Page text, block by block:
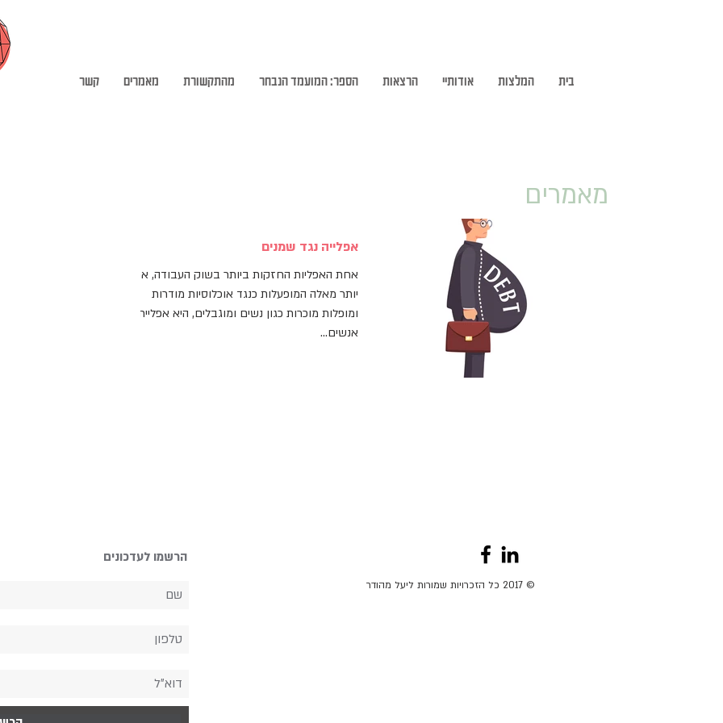
בית המלצות אודותיי הרצאות הספר: המועמד הנבחר מהתקשורת מאמרים קשר
אפלייה נגד שמנים
אחת האפליות החזקות ביותר בשוק העבודה, אפילו
יותר מאלה המופעלות כנגד אוכלוסיות מודרות
ומופלות מוכרות כגון נשים ומוגבלים, היא אפליית
אנשים...
מאמרים
הרשמו לעדכונים
© 2017 כל הזכרויות שמורות ליעל מהודר